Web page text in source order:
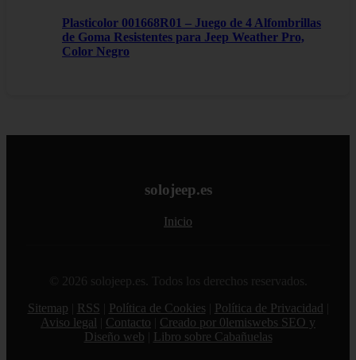
Plasticolor 001668R01 – Juego de 4 Alfombrillas
de Goma Resistentes para Jeep Weather Pro,
Color Negro
solojeep.es
Inicio
© 2026 solojeep.es. Todos los derechos reservados.
Sitemap
RSS Política de Cookies Política de Privacidad
Aviso legal
Contacto
Creado por 0lemiswebs SEO y
Diseño web
Libro sobre Cabañuelas